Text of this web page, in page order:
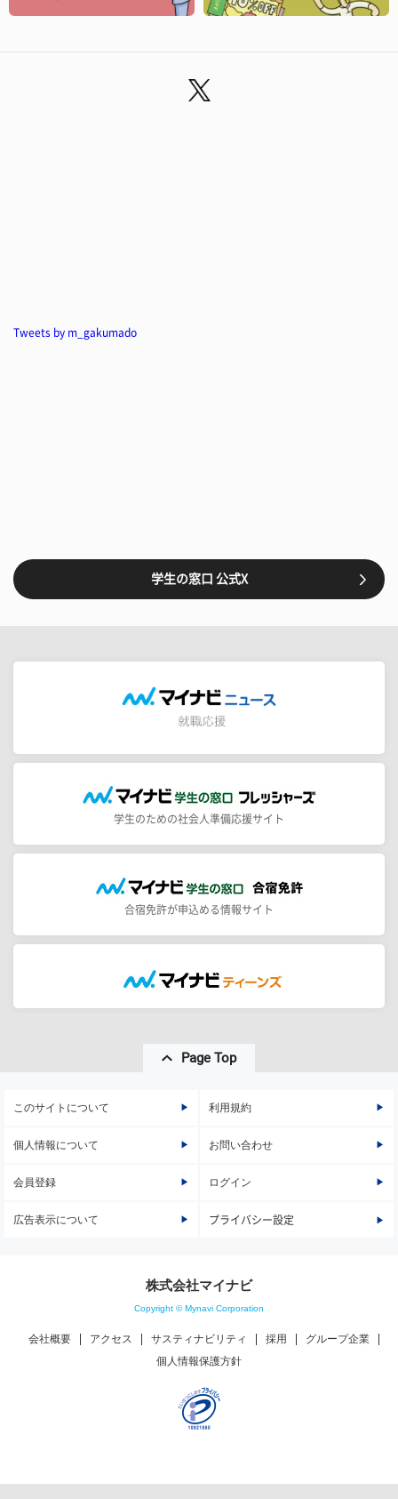
Tweets by m_gakumado
学生の窓口 公式X
学生のための社会人準備応援サイト
合宿免許が申込める情報サイト
Page Top
このサイトについて 利用規約
個人情報について お問い合わせ
会員登録 ログイン
広告表示について プライバシー設定
株式会社マイナビ
Copyright © Mynavi Corporation
会社概要 アクセス サスティナビリティ 採用
グループ企業
個人情報保護方針